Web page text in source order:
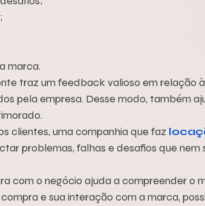
marca.
traz um feedback valioso em relação
pela empresa. Desse modo, também
clientes, uma companhia que faz
problemas, falhas e desafios que nem
com o negócio ajuda a compreender o
e sua interação com a marca,